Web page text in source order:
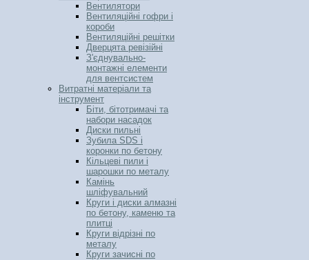
Вентилятори
Вентиляційні гофри і
короби
Вентиляційні решітки
Дверцята ревізійні
З'єднувально-
монтажні елементи
для вентсистем
Витратні матеріали та
інструмент
Біти, бітотримачі та
набори насадок
Диски пильні
Зубила SDS і
коронки по бетону
Кільцеві пили і
шарошки по металу
Камінь
шліфувальний
Круги і диски алмазні
по бетону, каменю та
плитці
Круги відрізні по
металу
Круги зачисні по